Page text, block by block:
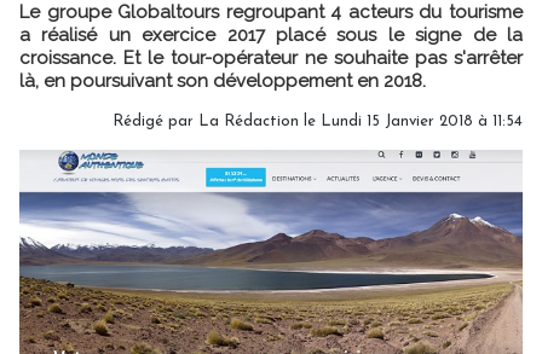
Le groupe Globaltours regroupant 4 acteurs du tourisme
a réalisé un exercice 2017 placé sous le signe de la
croissance. Et le tour-opérateur ne souhaite pas s'arrêter
là, en poursuivant son développement en 2018.
Rédigé par La Rédaction le Lundi 15 Janvier 2018 à 11:54